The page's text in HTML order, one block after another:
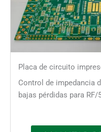
Placa de circuito
Control de impedancia
bajas pérdidas para RF/